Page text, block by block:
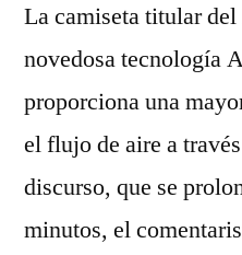
La camiseta titular
novedosa tecnología
proporciona una
el flujo de aire a
discurso, que se
minutos, el